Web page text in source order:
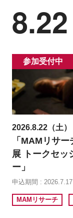
8.22
参加受付中
2026.8.22（土
「MAMリサ
展 トークセッ
ー」
申込期間 : 2026.7.17
MAMリサーチ